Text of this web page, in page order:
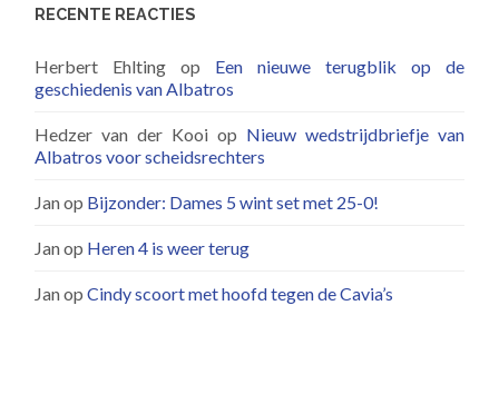
RECENTE REACTIES
Herbert Ehlting op Een nieuwe terugblik op de
geschiedenis van Albatros
Hedzer van der Kooi op Nieuw wedstrijdbriefje van
Albatros voor scheidsrechters
Janop Bijzonder: Dames 5 wint set met 25-0!
Janop Heren 4 is weer terug
JanopCindy scoort met hoofd tegen de Cavia’s